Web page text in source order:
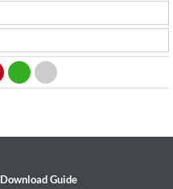
Download Guide